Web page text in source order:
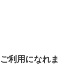
ご利用になれま